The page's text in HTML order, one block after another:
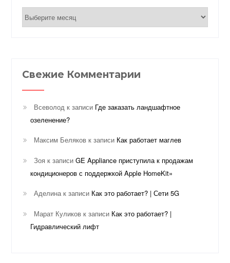
Архивы
Свежие Комментарии
Всеволод к записи Где заказать ландшафтное
озеленение?
Максим Беляков к записи Как работает маглев
Зоя к записиGE Appliance приступила к продажам
кондиционеров с поддержкой Apple HomeKit»
Аделинак записи Как это работает? | Сети 5G
Марат Куликов к записи Как это работает? |
Гидравлический лифт